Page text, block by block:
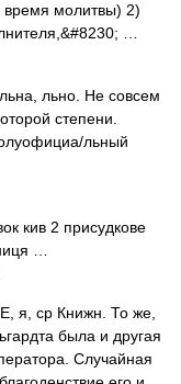
время молитвы) 2)
…
льно. Не совсем
степени.
льный
кив 2 присудкове
…
ср Книжн. То же,
была и другая
Случайная